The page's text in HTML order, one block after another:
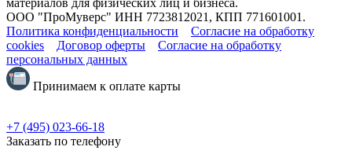
материалов для физических лиц и бизнеса.
ООО "ПроМуверс" ИНН 7723812021, КПП 771601001.
Политика конфиденциальности
Согласие на обработку
cookies
Договор оферты
Согласие на обработку
персональных данных
Принимаем к оплате карты
+7 (495) 023-66-18
Заказать по телефону